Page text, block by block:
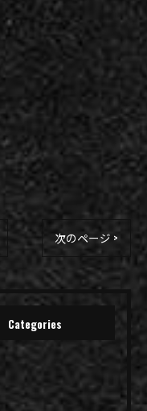
次のページ >
Categories